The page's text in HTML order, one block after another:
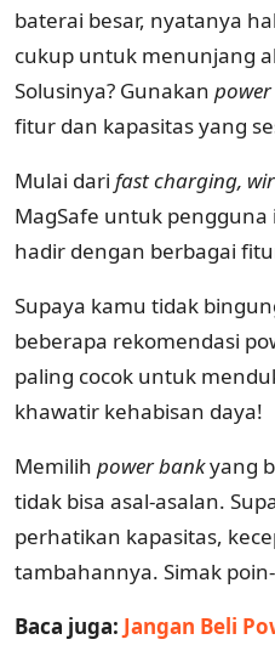
baterai besar, nyatanya
cukup untuk menunjang
Solusinya? Gunakan power
fitur dan kapasitas yang
Mulai dari fast charging,
MagSafe untuk pengguna
hadir dengan berbagai
Supaya kamu tidak
beberapa rekomendasi
paling cocok untuk
khawatir kehabisan daya!
Memilih powerbankyang
tidak bisa asal-asalan.
perhatikan kapasitas,
tambahannya. Simak
Baca juga: Jangan Beli